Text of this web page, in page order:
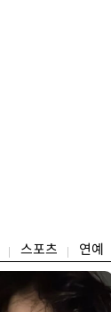
스포츠 연예